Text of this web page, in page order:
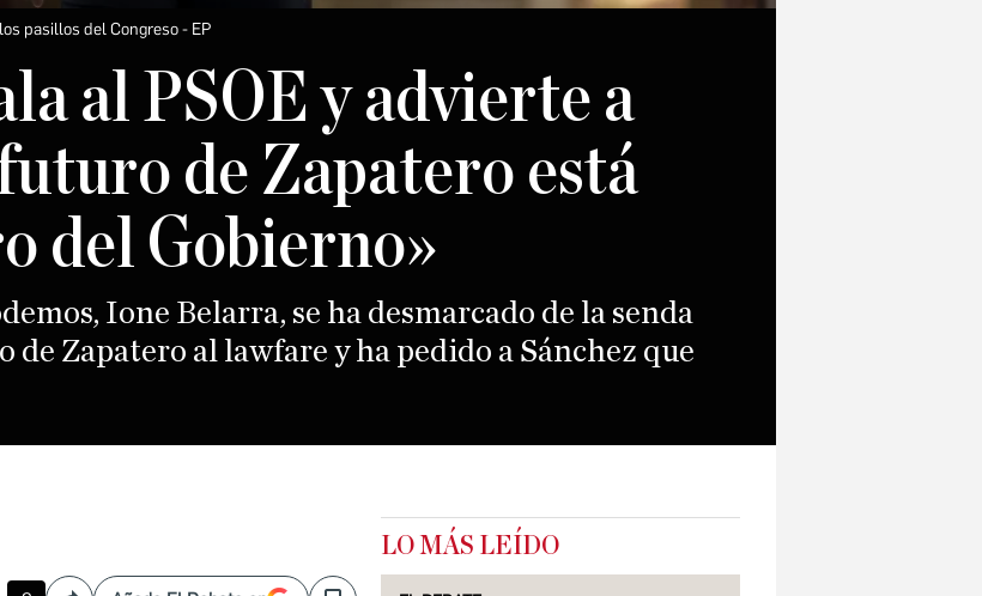
pasillos del Congreso EP
al PSOE y advierte a
de Zapatero está
del Gobierno»
Ione Belarra, se ha desmarcado de la senda
de Zapatero al lawfare y ha pedido a Sánchez que
LO MÁS LEÍDO